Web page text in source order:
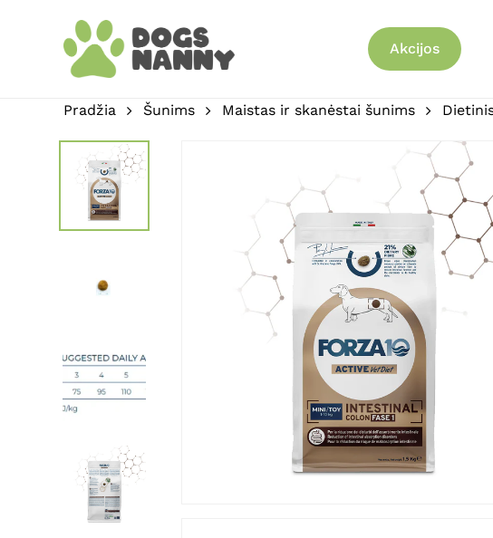
Akcijos
Pradžia Šunims Maistas ir skanėstai šunims